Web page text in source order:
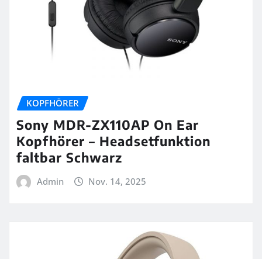
KOPFHÖRER
Sony MDR-ZX110AP On Ear
Kopfhörer – Headsetfunktion
faltbar Schwarz
Admin Nov. 14, 2025